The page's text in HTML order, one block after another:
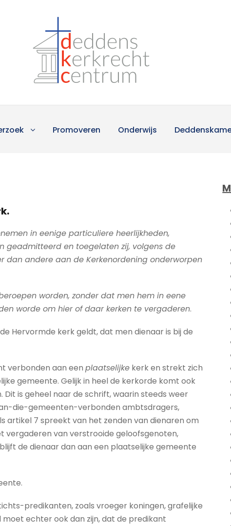
Promoveren Onderwijs
in eenige particuliere heerlijkheden,
geadmitteerd en toegelaten zij, volgens de
dan andere aan de Kerkenordening onderworpen
worden, zonder dat men hem in eene
worde om hier of daar kerken te vergaderen.
Hervormde kerk geldt, dat men dienaar is bij de
verbonden aan een plaatselijke kerk en strekt zich
gemeente. Gelijk in heel de kerkorde komt ook
is geheel naar de schrift, waarin steeds weer
die-gemeenten-verbonden ambtsdragers,
artikel 7 spreekt van het zenden van dienaren om
vergaderen van verstrooide geloofsgenoten,
de dienaar dan aan een plaatselijke gemeente
predikanten, zoals vroeger koningen, grafelijke
moet echter ook dan zijn, dat de predikant